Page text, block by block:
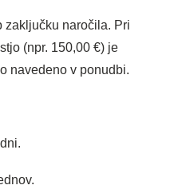
zaključku naročila. Pri
(npr. 150,00 €) je
navedeno v ponudbi.